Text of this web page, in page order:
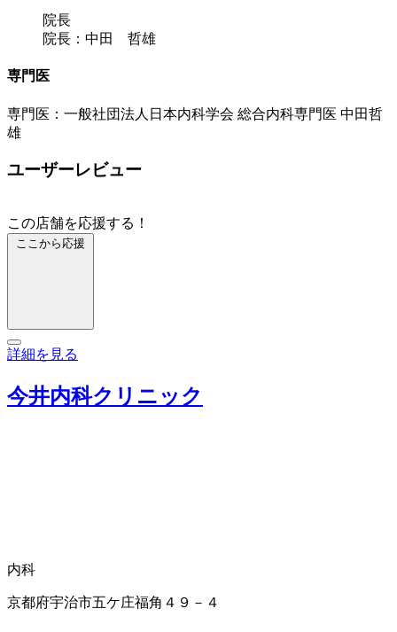
院長
院長：中田 哲雄
専門医
専門医：一般社団法人日本内科学会 総合内科専門医 中田哲
雄
ユーザーレビュー
この店舗を応援する！
ここから応援
詳細を見る
今井内科クリニック
内科
京都府宇治市五ケ庄福角４９－４